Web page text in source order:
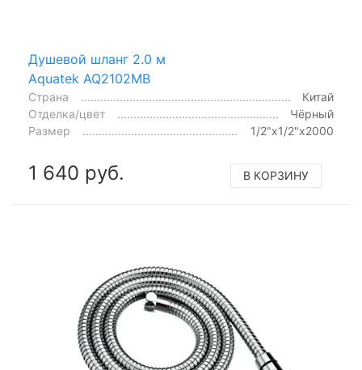
Душевой шланг 2.0 м
Aquatek AQ2102MB
Страна
Китай
Отделка/цвет
Чёрный
Размер
1/2"x1/2"x2000
1 640 руб. В КОРЗИНУ